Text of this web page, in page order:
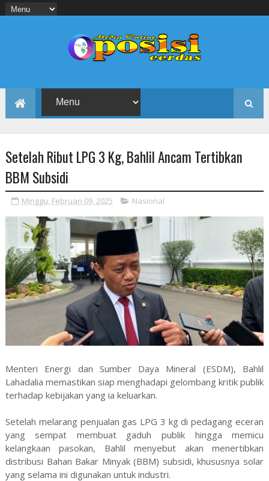
Setelah Ribut LPG 3 Kg, Bahlil Ancam Tertibkan
BBM Subsidi
Minggu, Februari 09, 2025 Nasional
Menteri Energi dan Sumber Daya Mineral (ESDM), Bahlil
Lahadalia memastikan siap menghadapi gelombang kritik publik
terhadap kebijakan yang ia keluarkan.
Setelah melarang penjualan gas LPG 3 kg di pedagang eceran
yang sempat membuat gaduh publik hingga memicu
kelangkaan pasokan, Bahlil menyebut akan menertibkan
distribusi Bahan Bakar Minyak (BBM) subsidi, khususnya solar
yang selama ini digunakan untuk industri.